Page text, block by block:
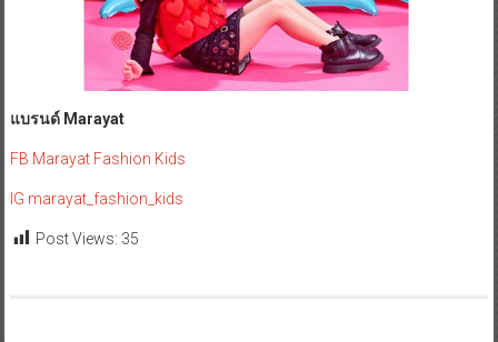
แบรนด์ Marayat
FB Marayat Fashion Kids
IG marayat_fashion_kids
Post Views: 35